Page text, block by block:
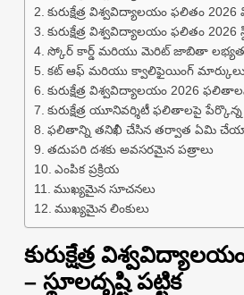
కురుక్షేత్ర విశ్వవిద్యాలయం ఫలితం
కురుక్షేత్ర విశ్వవిద్యాలయం ఫలితం 2026
స్కోర్ కార్డ్ మరియు మెరిట్ జాబితా లభ్యత
కట్ ఆఫ్ మరియు క్వాలిఫైయింగ్
కురుక్షేత్ర విశ్వవిద్యాలయం 2026
కురుక్షేత్ర యూనివర్శిటీ ఫలితాలపై
ఫలితాన్ని తనిఖీ చేసిన తర్వాత ఏమి
తదుపరి దశకు అవసరమైన పత్రాలు
ఎంపిక ప్రక్రియ
ముఖ్యమైన సూచనలు
ముఖ్యమైన లింకులు
కురుక్షేత్ర
– స్థూలదృష్టి పట్టిక